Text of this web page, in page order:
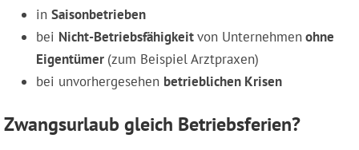
in Saisonbetrieben
bei Nicht-Betriebsfähigkeitvon Unternehmenohne
Eigentümer (zum Beispiel Arztpraxen)
bei unvorhergesehen betrieblichen Krisen
Zwangsurlaub gleich Betriebsferien?